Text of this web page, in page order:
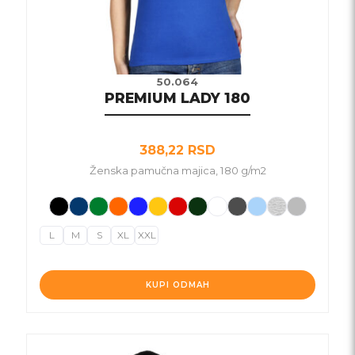
50.064
PREMIUM LADY 180
388,22 RSD
Ženska pamučna majica, 180 g/m2
KUPI ODMAH
L M S XL XXL